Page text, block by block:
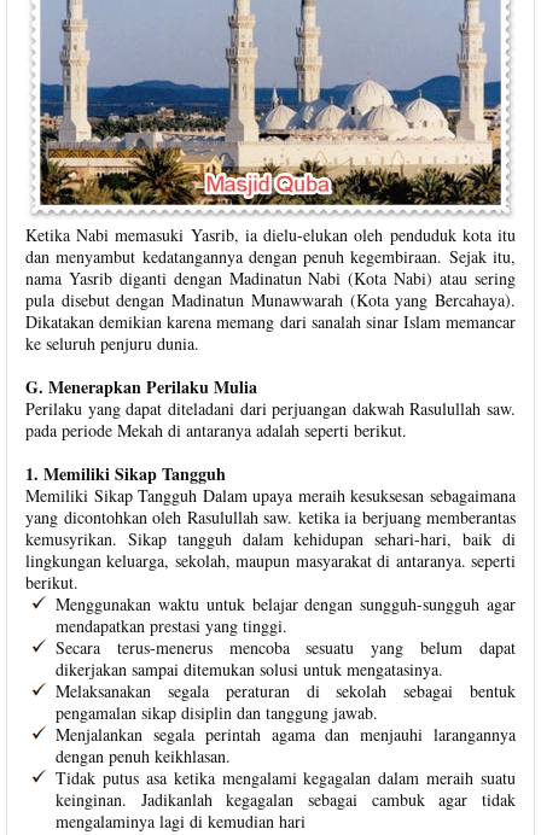
Ketika Nabi memasuki Yasrib, ia dielu-elukan oleh penduduk kota itu
dan menyambut kedatangannya dengan penuh kegembiraan. Sejak itu,
nama Yasrib diganti dengan Madinatun Nabi (Kota Nabi) atau sering
pula disebut dengan Madinatun Munawwarah (Kota yang Bercahaya).
Dikatakan demikian karena memang dari sanalah sinar Islam memancar
ke seluruh penjuru dunia.
G. Menerapkan Perilaku Mulia
Perilaku yang dapat diteladani dari perjuangan dakwah Rasulullah saw.
pada periode Mekah di antaranya adalah seperti berikut.
1. Memiliki Sikap Tangguh
Memiliki Sikap Tangguh Dalam upaya meraih kesuksesan sebagaimana
yang dicontohkan oleh Rasulullah saw. ketika ia berjuang memberantas
kemusyrikan. Sikap tangguh dalam kehidupan sehari-hari, baik di
lingkungan keluarga, sekolah, maupun masyarakat di antaranya. seperti
berikut.
Menggunakan waktu untuk belajar dengan sungguh-sungguh agar
mendapatkan prestasi yang tinggi.
Secara terus-menerus mencoba sesuatu yang belum dapat
dikerjakan sampai ditemukan solusi untuk mengatasinya.
Melaksanakan segala peraturan di sekolah sebagai bentuk
pengamalan sikap disiplin dan tanggung jawab.
Menjalankan segala perintah agama dan menjauhi larangannya
dengan penuh keikhlasan.
Tidak putus asa ketika mengalami kegagalan dalam meraih suatu
keinginan. Jadikanlah kegagalan sebagai cambuk agar tidak
mengalaminya lagi di kemudian hari